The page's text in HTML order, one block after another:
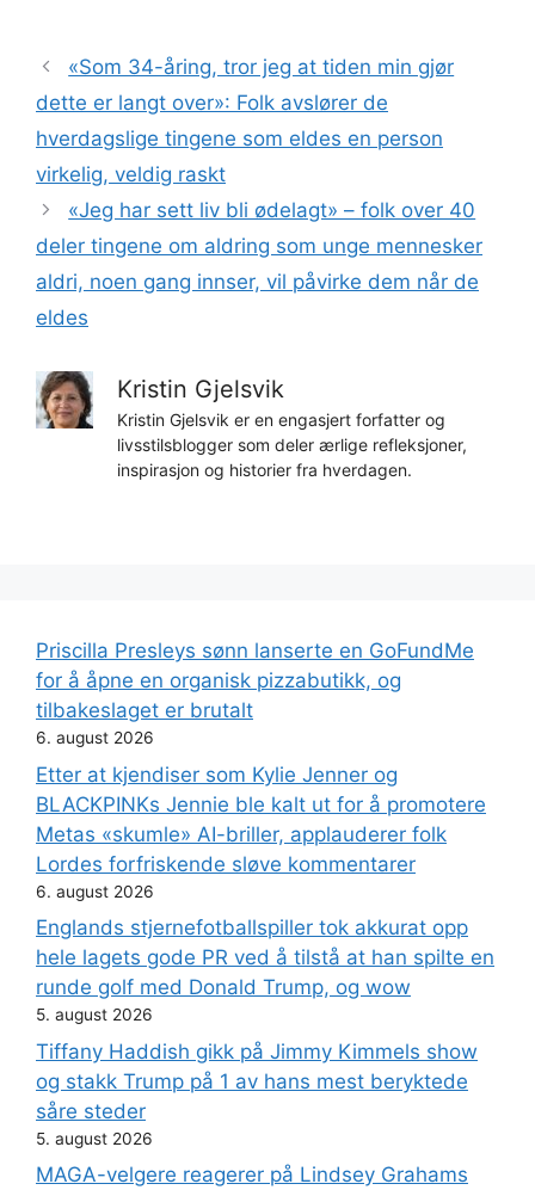
«Som 34-åring, tror jeg at tiden min gjør
dette er langt over»: Folk avslører de
hverdagslige tingene som eldes en person
virkelig, veldig raskt
«Jeg har sett liv bli ødelagt» – folk over 40
deler tingene om aldring som unge mennesker
aldri, noen gang innser, vil påvirke dem når de
eldes
Kristin Gjelsvik
Kristin Gjelsvik er en engasjert forfatter og
livsstilsblogger som deler ærlige refleksjoner,
inspirasjon og historier fra hverdagen.
Priscilla Presleys sønn lanserte en GoFundMe
for å åpne en organisk pizzabutikk, og
tilbakeslaget er brutalt
6. august 2026
Etter at kjendiser som Kylie Jenner og
BLACKPINKs Jennie ble kalt ut for å promotere
Metas «skumle» AI-briller, applauderer folk
Lordes forfriskende sløve kommentarer
6. august 2026
Englands stjernefotballspiller tok akkurat opp
hele lagets gode PR ved å tilstå at han spilte en
runde golf med Donald Trump, og wow
5. august 2026
Tiffany Haddish gikk på Jimmy Kimmels show
og stakk Trump på 1 av hans mest beryktede
såre steder
5. august 2026
MAGA-velgere reagerer på Lindsey Grahams